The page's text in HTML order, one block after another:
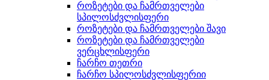
როზეტები და ჩამრთველები
სპილოსძვლისფერი
როზეტები და ჩამრთველები შავი
როზეტები და ჩამრთველები
ვერცხლისფერი
ჩარჩო თეთრი
ჩარჩო სპილოსძვლისფერიი